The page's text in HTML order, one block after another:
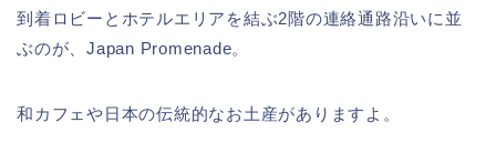
到着ロビーとホテルエリアを結ぶ2階の連絡通路沿いに並
ぶのが、Japan Promenade。
和カフェや日本の伝統的なお土産がありますよ。